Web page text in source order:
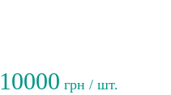
10000 грн / шт.